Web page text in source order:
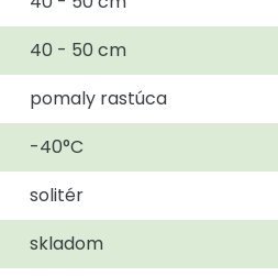
40 - 50 cm
pomaly rastúca
-40°C
solitér
skladom